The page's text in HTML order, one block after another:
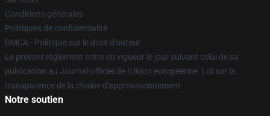
Conditions générales
Politiques de confidentialité
DMCA - Politique sur le droit d'auteur
Le présent règlement entre en vigueur le jour suivant celui de sa
publication au Journal officiel de l'Union européenne. Loi sur la
transparence de la chaîne d'approvisionnement
Notre soutien